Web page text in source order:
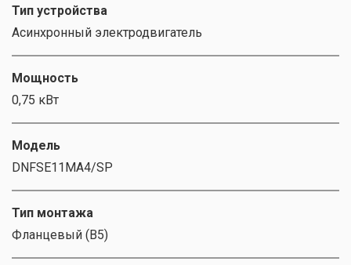
Тип устройства
Асинхронный электродвигатель
Мощность
0,75 кВт
Модель
DNFSE11MA4/SP
Тип монтажа
Фланцевый (B5)